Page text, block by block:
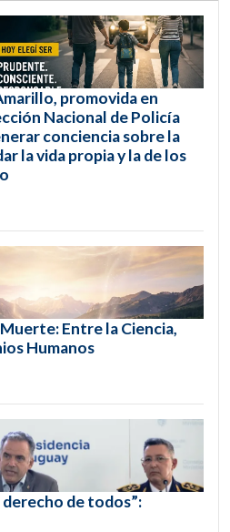
promovida en
Nacional de Policía
conciencia sobre la
la vida propia y la de los
Entre la Ciencia,
Humanos
derecho de todos”: